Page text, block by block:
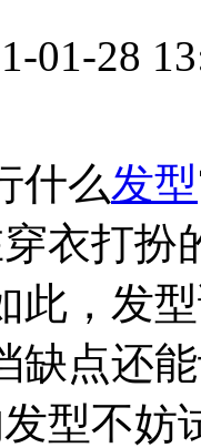
01-28
什么发型
衣打扮
此，发
缺点还
型不妨